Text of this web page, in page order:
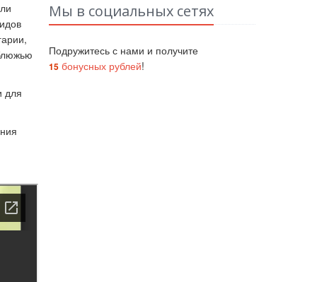
для
Мы в социальных сетях
Подружитесь с нами и получите
15бонусных рублей!